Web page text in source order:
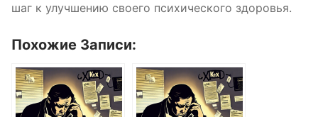
шаг к улучшению своего психического здоровья.
Похожие Записи: